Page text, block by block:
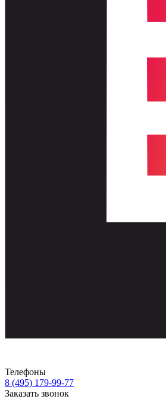
Телефоны
8 (495) 179-99-77
Заказать звонок